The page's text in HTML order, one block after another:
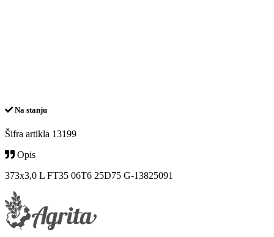
Na stanju
Šifra artikla 13199
Opis
373x3,0 L FT35 06T6 25D75 G-13825091